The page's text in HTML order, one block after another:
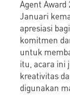
Agent
Januari
apresiasi
komitmen
untuk
itu, acara ini
kreativitas
digunakan